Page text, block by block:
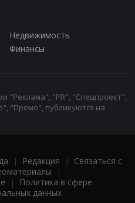
Недвижимость
Финансы
"Реклама", "PR", "Спецпроект",
"Промо", публикуются на
| Редакция | Связаться с
|
|
Политика в сфере
данных